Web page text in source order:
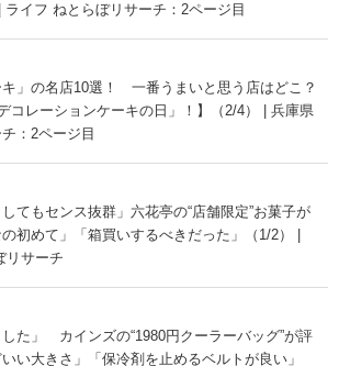
ライフ ねとらぼリサーチ：2ページ目
」の名店10選！ 一番うまいと思う店はどこ？
コレーションケーキの日」！】（2/4） | 兵庫県
：2ページ目
してもセンス抜群」六花亭の“店舗限定”お菓子が
初めて」「箱買いするべきだった」（1/2） |
リサーチ
した」 カインズの“1980円クーラーバッグ”が評
い大きさ」「保冷剤を止めるベルトが良い」